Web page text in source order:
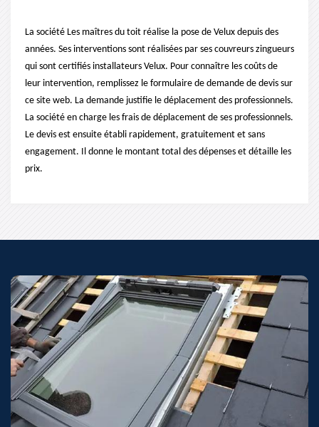
La société Les maîtres du toit réalise la pose de Velux depuis des
années. Ses interventions sont réalisées par ses couvreurs zingueurs
qui sont certifiés installateurs Velux. Pour connaître les coûts de
leur intervention, remplissez le formulaire de demande de devis sur
ce site web. La demande justifie le déplacement des professionnels.
La société en charge les frais de déplacement de ses professionnels.
Le devis est ensuite établi rapidement, gratuitement et sans
engagement. Il donne le montant total des dépenses et détaille les
prix.